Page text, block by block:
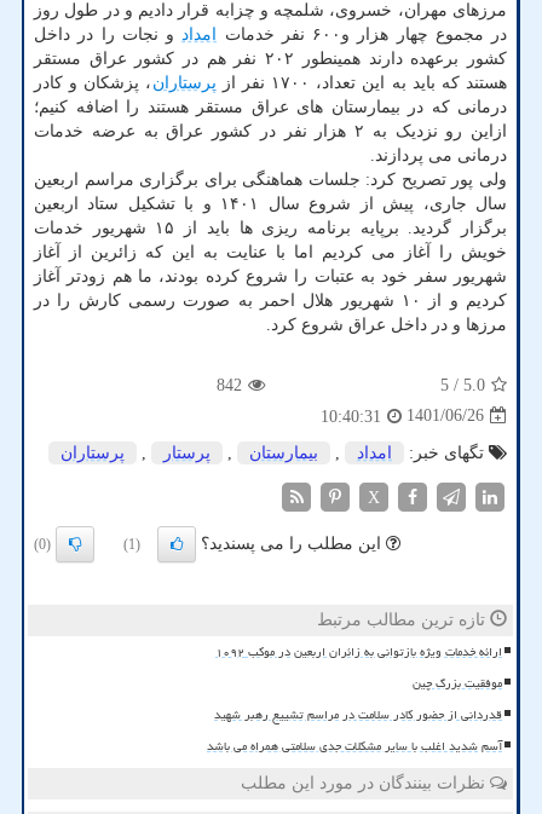
مرزهای مهران، خسروی، شلمچه و چزابه قرار دادیم و در طول روز
در مجموع چهار هزار و۶۰۰ نفر خدمات
امدادو نجات را در داخل
کشور برعهده دارند همینطور ۲۰۲ نفر هم در کشور عراق مستقر
هستند که باید به این تعداد، ۱۷۰۰ نفر از
پرستاران ، پزشکان و کادر
درمانی که در بیمارستان های عراق مستقر هستند را اضافه کنیم؛
ازاین رو نزدیک به ۲ هزار نفر در کشور عراق به عرضه خدمات
درمانی می پردازند.
ولی پور تصریح کرد: جلسات هماهنگی برای برگزاری مراسم اربعین
سال جاری، پیش از شروع سال ۱۴۰۱ و با تشکیل ستاد اربعین
برگزار گردید. برپایه برنامه ریزی ها باید از ۱۵ شهریور خدمات
خویش را آغاز می کردیم اما با عنایت به این که زائرین از آغاز
شهریور سفر خود به عتبات را شروع کرده بودند، ما هم زودتر آغاز
کردیم و از ۱۰ شهریور هلال احمر به صورت رسمی کارش را در
مرزها و در داخل عراق شروع کرد.
5.0
/ 5
842
1401/06/26
10:40:31
تگهای خبر:
امداد , بیمارستان , پرستار , پرستاران
X
این مطلب را می پسندید؟ (1)
(0)
تازه ترین مطالب مرتبط
ارائه خدمات ویژه بازتوانی به زائران اربعین در موکب ۱۰۹۲
موفقیت بزرگ چین
قدردانی از حضور کادر سلامت در مراسم تشییع رهبر شهید
آسم شدید اغلب با سایر مشکلات جدی سلامتی همراه می باشد
نظرات بینندگان در مورد این مطلب